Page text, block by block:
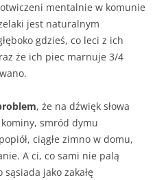
mentalnie w komunie
jest naturalnym
gdzieś, co leci z ich
że ich piec marnuje 3/4
, że na dźwięk słowa
smród dymu
ciągłe zimno w domu,
A ci, co sami nie palą
jako zakałę